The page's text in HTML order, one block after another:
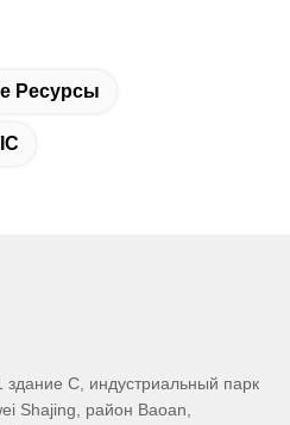
Ресурсы
С, индустриальный парк
Shajing, район Baoan,